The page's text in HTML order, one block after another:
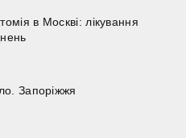
в Москві: лікування
Запоріжжя